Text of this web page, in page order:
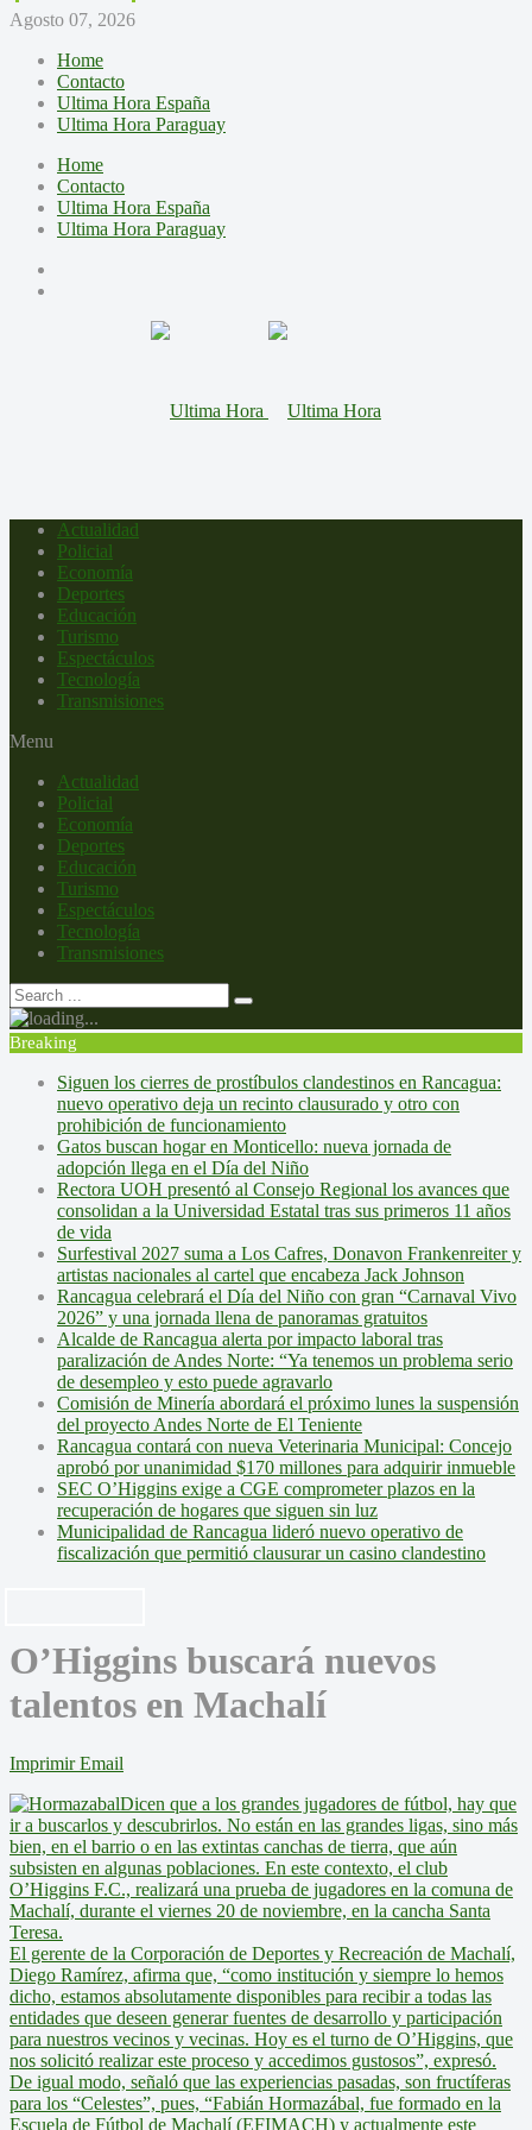
Agosto 07, 2026
Home
Contacto
Ultima Hora España
Ultima Hora Paraguay
Home
Contacto
Ultima Hora España
Ultima Hora Paraguay
Actualidad
Policial
Economía
Deportes
Educación
Turismo
Espectáculos
Tecnología
Transmisiones
Menu
Actualidad
Policial
Economía
Deportes
Educación
Turismo
Espectáculos
Tecnología
Transmisiones
Breaking
Siguen los cierres de prostíbulos clandestinos en Rancagua:
nuevo operativo deja un recinto clausurado y otro con
prohibición de funcionamiento
Gatos buscan hogar en Monticello: nueva jornada de
adopción llega en el Día del Niño
Rectora UOH presentó al Consejo Regional los avances que
consolidan a la Universidad Estatal tras sus primeros 11 años
de vida
Surfestival 2027 suma a Los Cafres, Donavon Frankenreiter y
artistas nacionales al cartel que encabeza Jack Johnson
Rancagua celebrará el Día del Niño con gran “Carnaval Vivo
2026” y una jornada llena de panoramas gratuitos
Alcalde de Rancagua alerta por impacto laboral tras
paralización de Andes Norte: “Ya tenemos un problema serio
de desempleo y esto puede agravarlo
Comisión de Minería abordará el próximo lunes la suspensión
del proyecto Andes Norte de El Teniente
Rancagua contará con nueva Veterinaria Municipal: Concejo
aprobó por unanimidad $170 millones para adquirir inmueble
SEC O’Higgins exige a CGE comprometer plazos en la
recuperación de hogares que siguen sin luz
Municipalidad de Rancagua lideró nuevo operativo de
fiscalización que permitió clausurar un casino clandestino
O’Higgins buscará nuevos
talentos en Machalí
Imprimir Email
Dicen que a los grandes jugadores de fútbol, hay que
ir a buscarlos y descubrirlos. No están en las grandes ligas, sino más
bien, en el barrio o en las extintas canchas de tierra, que aún
subsisten en algunas poblaciones. En este contexto, el club
O’Higgins F.C., realizará una prueba de jugadores en la comuna de
Machalí, durante el viernes 20 de noviembre, en la cancha Santa
Teresa.
El gerente de la Corporación de Deportes y Recreación de Machalí,
Diego Ramírez, afirma que, “como institución y siempre lo hemos
dicho, estamos absolutamente disponibles para recibir a todas las
entidades que deseen generar fuentes de desarrollo y participación
para nuestros vecinos y vecinas. Hoy es el turno de O’Higgins, que
nos solicitó realizar este proceso y accedimos gustosos”, expresó.
De igual modo, señaló que las experiencias pasadas, son fructíferas
para los “Celestes”, pues, “Fabián Hormazábal, fue formado en la
Escuela de Fútbol de Machalí (EFIMACH) y actualmente este